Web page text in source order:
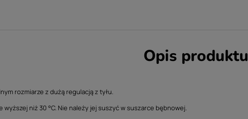
Opis produktu
rozmiarze z dużą regulacją z tyłu.
niż 30 °C. Nie należy jej suszyć w suszarce bębnowej.